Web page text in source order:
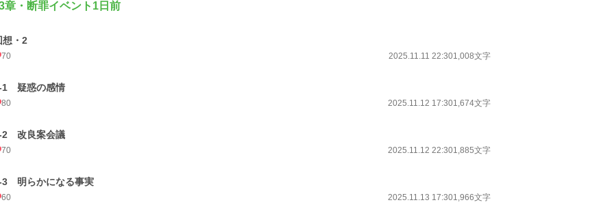
章・断罪イベント1日前
想・2
70 2025.11.11 22:301,008文字
1 疑惑の感情
80 2025.11.12 17:301,674文字
2 改良案会議
70 2025.11.12 22:301,885文字
3 明らかになる事実
60 2025.11.13 17:301,966文字